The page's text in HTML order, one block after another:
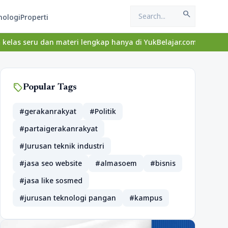
Properti search
materi lengkap hanya di YukBelajar.com. Mulai langkah
sellPopular Tags
#gerakanrakyat
#Politik
#partaigerakanrakyat
#Jurusan teknik industri
#jasa seo website
#almasoem
#bisnis
#jasa like sosmed
#jurusan teknologi pangan
#kampus